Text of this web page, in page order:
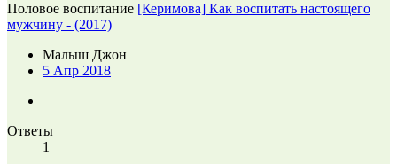
Половое воспитание [Керимова] Как воспитать настоящего
мужчину - (2017)
Малыш Джон
5 Апр 2018
Ответы
1